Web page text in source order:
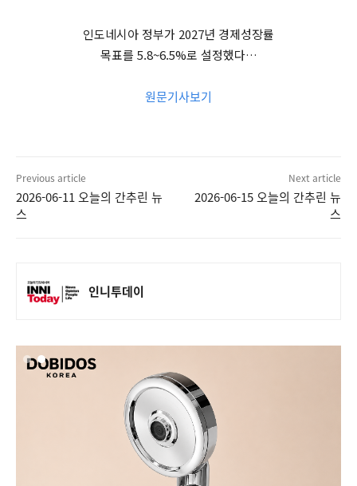
인도네시아 정부가 2027년 경제성장률
목표를 5.8~6.5%로 설정했다…
원문기사보기
Previous article
2026-06-11 오늘의 간추린 뉴
스
Next article
2026-06-15 오늘의 간추린 뉴
스
인니투데이